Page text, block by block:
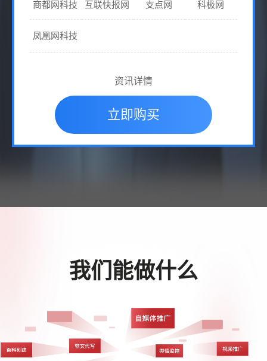
商都网科技 互联快报网 支点网 科极网
凤凰网科技
资讯详情
立即购买
我们能做什么